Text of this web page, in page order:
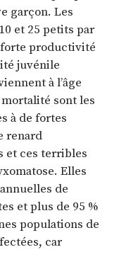
garçon. Les
et 25 petits par
productivité
juvénile
à l’âge
sont les
à de fortes
renard
et ces terribles
Elles
de
et plus de 95 %
populations de
car